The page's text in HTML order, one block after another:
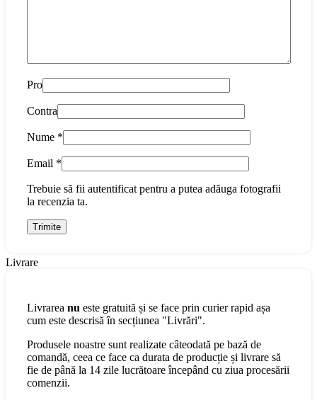
Pro
Contra
Nume *
Email *
Trebuie să fii autentificat pentru a putea adăuga fotografii
la recenzia ta.
Livrare
Livrarea nu este gratuită și se face prin curier rapid așa
cum este descrisă în secțiunea "Livrări".
Produsele noastre sunt realizate câteodată pe bază de
comandă, ceea ce face ca durata de producție și livrare să
fie de până la 14 zile lucrătoare începând cu ziua procesării
comenzii.